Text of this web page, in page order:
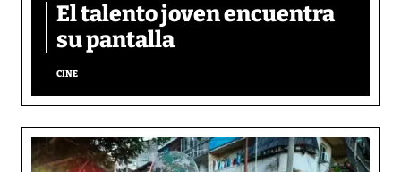
El talento joven encuentra
su pantalla​
CINE